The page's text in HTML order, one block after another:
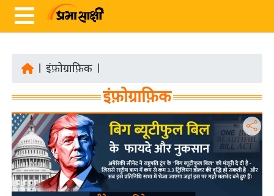
ज़ा
ख
ब
रा
ष्ट्री
इंफ़ोग्राफ़िक
इंफ़ोग्राफ़िक